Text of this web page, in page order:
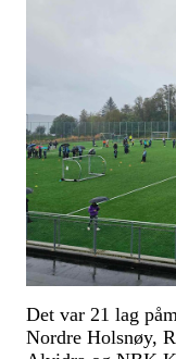
Det var 21 lag
Nordre Holsnøy,